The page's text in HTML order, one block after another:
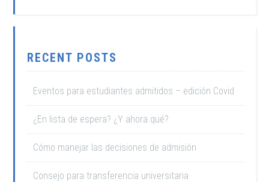
RECENT POSTS
Eventos para estudiantes admitidos – edición Covid
¿En lista de espera? ¿Y ahora qué?
Cómo manejar las decisiones de admisión
Consejo para transferencia universitaria